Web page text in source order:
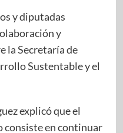
y diputadas
y
la Secretaría de
Sustentable y el
explicó que el
consiste en continuar